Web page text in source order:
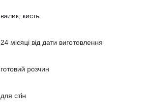
валик, кисть
24 місяці від дати виготовлення
готовий розчин
для стін